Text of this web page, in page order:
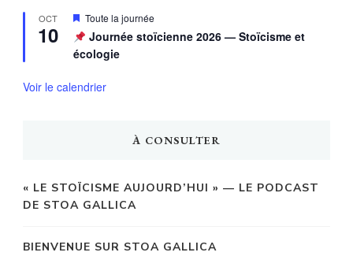
OCT
10
Mis
en
avant
Toute la journée
Journée stoïcienne 2026 — Stoïcisme et
écologie
Voir le calendrier
À CONSULTER
« LE STOÏCISME AUJOURD’HUI » — LE PODCAST
DE STOA GALLICA
BIENVENUE SUR STOA GALLICA